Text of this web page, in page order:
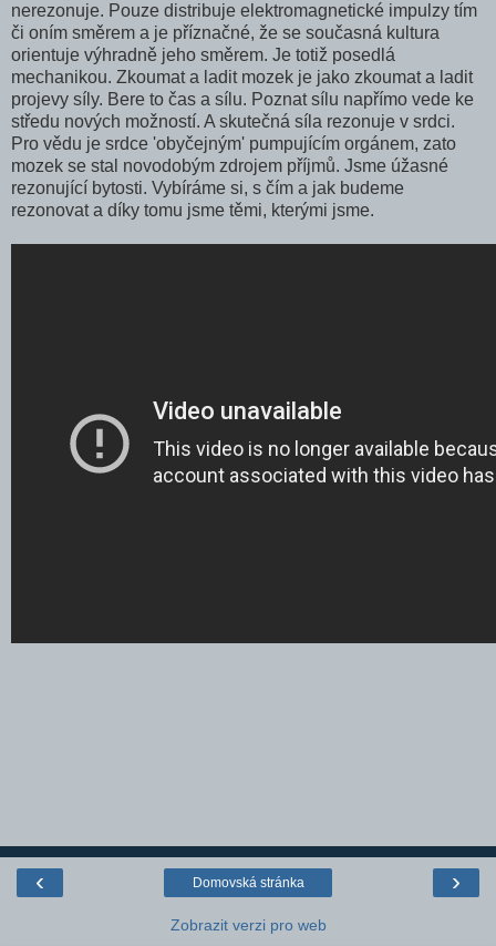
nerezonuje. Pouze distribuje elektromagnetické impulzy tím
či oním směrem a je příznačné, že se současná kultura
orientuje výhradně jeho směrem. Je totiž posedlá
mechanikou. Zkoumat a ladit mozek je jako zkoumat a ladit
projevy síly. Bere to čas a sílu. Poznat sílu napřímo vede ke
středu nových možností. A skutečná síla rezonuje v srdci.
Pro vědu je srdce 'obyčejným' pumpujícím orgánem, zato
mozek se stal novodobým zdrojem příjmů. Jsme úžasné
rezonující bytosti. Vybíráme si, s čím a jak budeme
rezonovat a díky tomu jsme těmi, kterými jsme.
‹ ›
Domovská stránka
Zobrazit verzi pro web